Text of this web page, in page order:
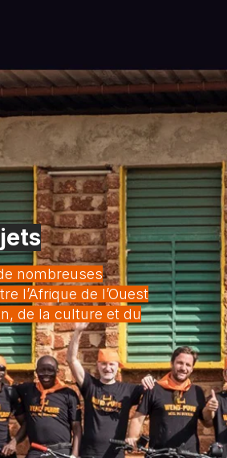
nombreuses
l’Afrique de l’Ouest
de la culture et du